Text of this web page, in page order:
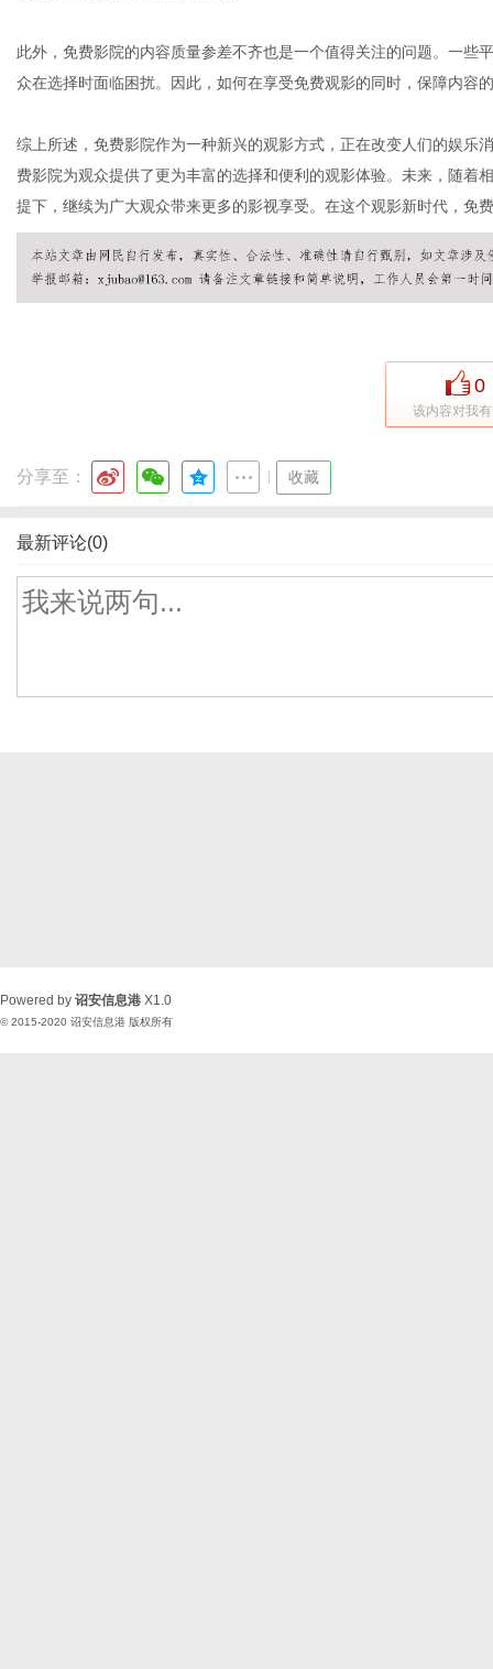
此外，免费影院的内容质量参差不齐也是一个值得关注的问题。一些
众在选择时面临困扰。因此，如何在享受免费观影的同时，保障内容
综上所述，免费影院作为一种新兴的观影方式，正在改变人们的娱乐
费影院为观众提供了更为丰富的选择和便利的观影体验。未来，随着
提下，继续为广大观众带来更多的影视享受。在这个观影新时代，免
0
该内容对我
分享至： 收藏
最新评论(0)
Powered by 诏安信息港 X1.0
© 2015-2020 诏安信息港 版权所有